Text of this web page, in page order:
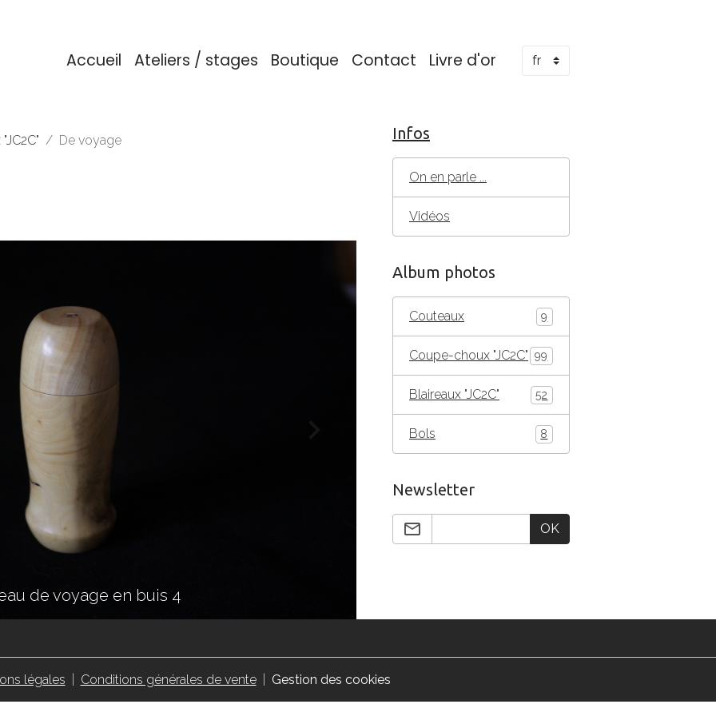
Accueil Ateliers / stages Boutique Contact Livre d'or
De voyage
de voyage en buis 4
de voyage en buis 3
Infos
On en parle ...
Vidéos
Album photos
Couteaux 9
Coupe-choux "JC2C" 99
Blaireaux "JC2C" 52
Bols 8
Newsletter
OK
légales Conditions générales de vente Gestion des cookies